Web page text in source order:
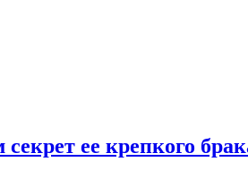
ее крепкого